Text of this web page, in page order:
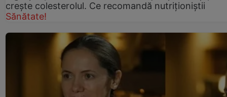
crește colesterolul. Ce recomandă nutriționiștii
Sănătate!